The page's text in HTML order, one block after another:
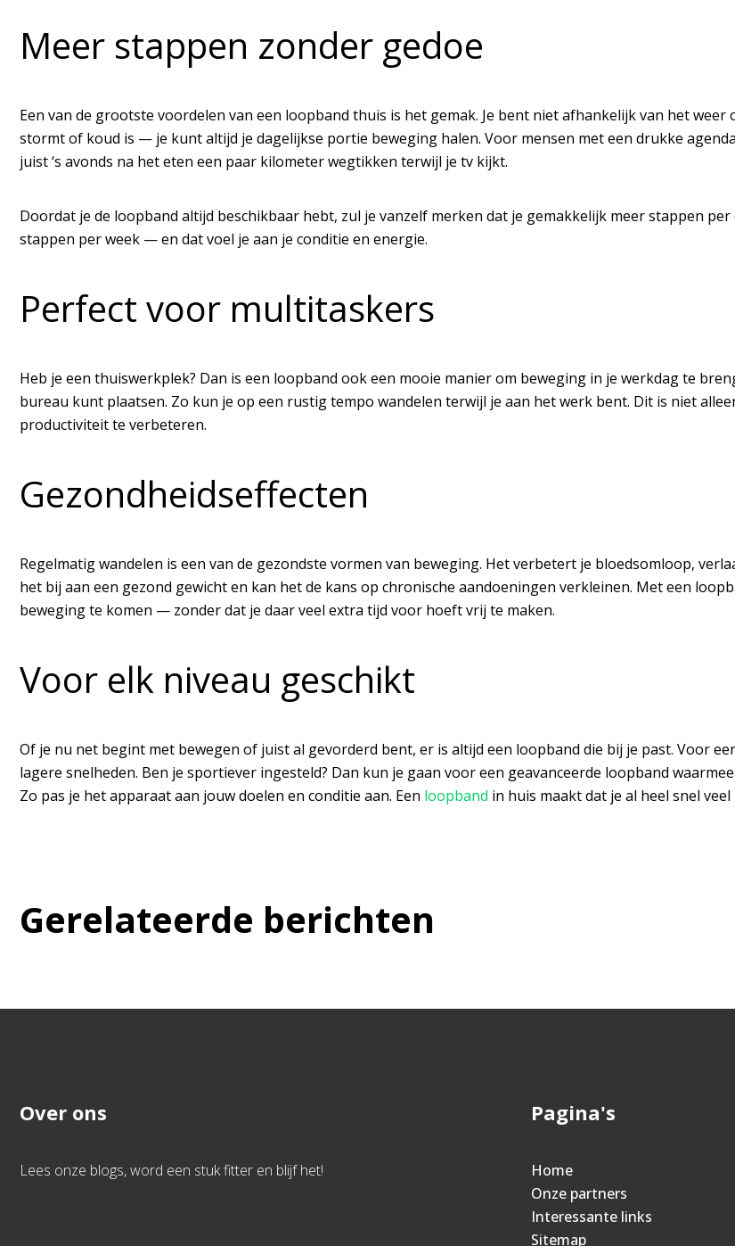
Meer stappen zonder gedoe
Een van de grootste voordelen van een loopband thuis is het gemak. Je bent niet afhankelijk van het
stormt of koud is — je kunt altijd je dagelijkse portie beweging halen. Voor mensen met een drukke
juist ‘s avonds na het eten een paar kilometer wegtikken terwijl je tv kijkt.
Doordat je de loopband altijd beschikbaar hebt, zul je vanzelf merken dat je gemakkelijk meer stappen per
stappen per week — en dat voel je aan je conditie en energie.
Perfect voor multitaskers
Heb je een thuiswerkplek? Dan is een loopband ook een mooie manier om beweging in je werkdag te
bureau kunt plaatsen. Zo kun je op een rustig tempo wandelen terwijl je aan het werk bent. Dit is niet
productiviteit te verbeteren.
Gezondheidseffecten
Regelmatig wandelen is een van de gezondste vormen van beweging. Het verbetert je bloedsomloop,
het bij aan een gezond gewicht en kan het de kans op chronische aandoeningen verkleinen. Met een
beweging te komen — zonder dat je daar veel extra tijd voor hoeft vrij te maken.
Voor elk niveau geschikt
Of je nu net begint met bewegen of juist al gevorderd bent, er is altijd een loopband die bij je past. Voor
lagere snelheden. Ben je sportiever ingesteld? Dan kun je gaan voor een geavanceerde loopband
Zo pas je het apparaat aan jouw doelen en conditie aan. Een loopband in huis maakt dat je al heel snel
Gerelateerde berichten
Over ons
Lees onze blogs, word een stuk fitter en blijf het!
Pagina's
Home
Onze partners
Interessante links
Sitemap